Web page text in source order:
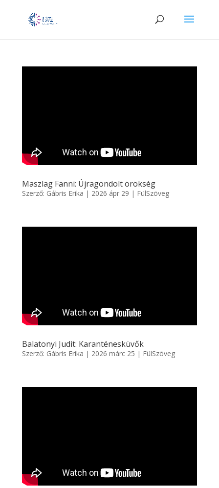
Maszlag Fanni: Újragondolt örökség
Szerző: Gábris Erika | 2026 ápr 29 | FülSzöveg
Balatonyi Judit: Karanténesküvők
Szerző: Gábris Erika | 2026 márc 25 | FülSzöveg